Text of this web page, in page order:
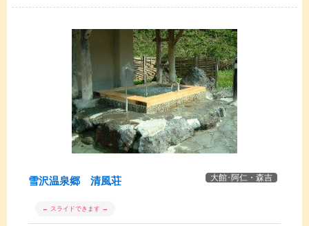
大館･阿仁・森吉
雪沢温泉郷 清風荘